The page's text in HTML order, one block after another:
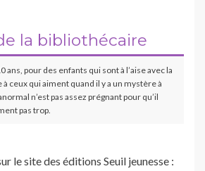
la bibliothécaire
ans, pour des enfants qui sont à l’aise avec la
ceux qui aiment quand il y a un mystère à
n’est pas assez prégnant pour qu’il
pas trop.
le site des éditions Seuil jeunesse :